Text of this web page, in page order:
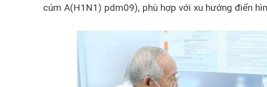
cúm A(H1N1) pdm09), phù hợp với xu hướng điển